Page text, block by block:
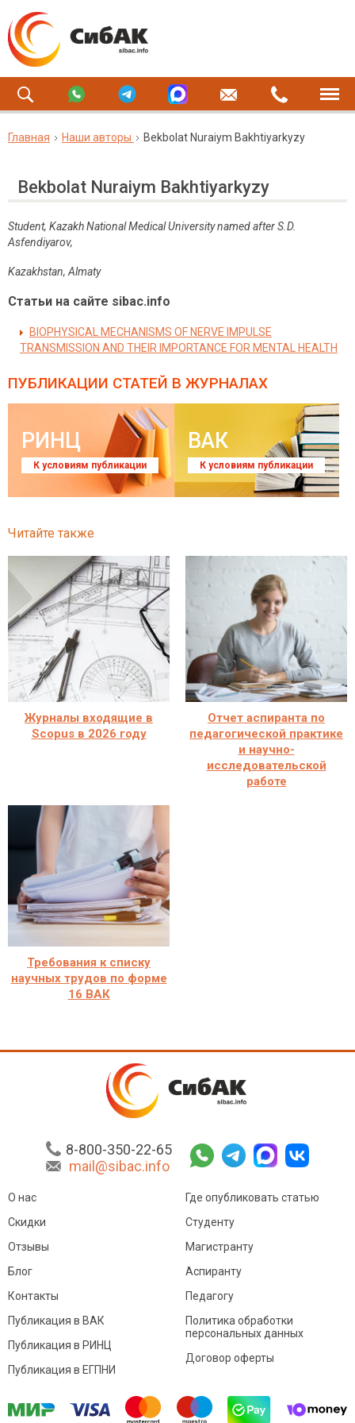
Главная Наши авторы Bekbolat Nuraiym Bakhtiyarkyzy
Bekbolat Nuraiym Bakhtiyarkyzy
Student, Kazakh National Medical University named after S.D.
Asfendiyarov,
Kazakhstan, Almaty
Статьи на сайте sibac.info
BIOPHYSICAL MECHANISMS OF NERVE IMPULSE
TRANSMISSION AND THEIR IMPORTANCE FOR MENTAL HEALTH
ПУБЛИКАЦИИ СТАТЕЙ В ЖУРНАЛАХ
РИНЦ
К условиям публикации
ВАК
К условиям публикации
Читайте также
Журналы входящие в
Scopus в 2026 году
Отчет аспиранта по
педагогической практике
и научно-
исследовательской
работе
Требования к списку
научных трудов по форме
16 ВАК
8-800-350-22-65
mail@sibac.info
О нас
Скидки
Отзывы
Блог
Контакты
Где опубликовать статью
Студенту
Магистранту
Аспиранту
Педагогу
Публикация в ВАК
Публикация в РИНЦ
Публикация в ЕГПНИ
Политика обработки
персональных данных
Договор оферты